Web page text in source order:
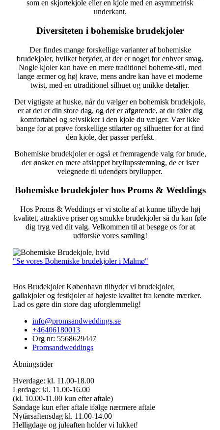
som en skjortekjole eller en kjole med en asymmetrisk
underkant.
Diversiteten i bohemiske brudekjoler
Der findes mange forskellige varianter af bohemiske
brudekjoler, hvilket betyder, at der er noget for enhver smag.
Nogle kjoler kan have en mere traditionel boheme-stil, med
lange ærmer og høj krave, mens andre kan have et moderne
twist, med en utraditionel silhuet og unikke detaljer.
Det vigtigste at huske, når du vælger en bohemisk brudekjole,
er at det er din store dag, og det er afgørende, at du føler dig
komfortabel og selvsikker i den kjole du vælger. Vær ikke
bange for at prøve forskellige stilarter og silhuetter for at find
den kjole, der passer perfekt.
Bohemiske brudekjoler er også et fremragende valg for brude,
der ønsker en mere afslappet bryllupsstemning, de er især
velegnede til udendørs bryllupper.
Bohemiske brudekjoler hos Proms & Weddings
Hos Proms & Weddings er vi stolte af at kunne tilbyde høj
kvalitet, attraktive priser og smukke brudekjoler så du kan føle
dig tryg ved dit valg. Velkommen til at besøge os for at
udforske vores samling!
"Se vores Bohemiske brudekjoler i Malmø"
Hos Brudekjoler København tilbyder vi brudekjoler,
gallakjoler og festkjoler af højeste kvalitet fra kendte mærker.
Lad os gøre din store dag uforglemmelig!
info@promsandweddings.se
+46406180013
Org nr: 5568629447
Promsandweddings
Åbningstider
Hverdage: kl. 11.00-18.00
Lørdage: kl. 11.00-16.00
(kl. 10.00-11.00 kun efter aftale)
Søndage kun efter aftale ifølge nærmere aftale
Nytårsaftensdag kl. 11.00-14.00
Helligdage og juleaften holder vi lukket!